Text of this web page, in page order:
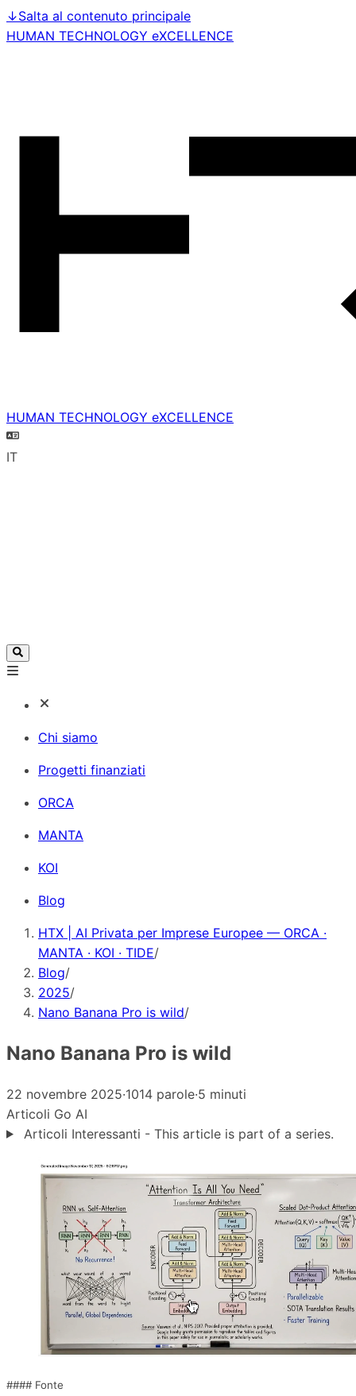
↓Salta al contenuto principale
HUMAN TECHNOLOGY eXCELLENCE
HUMAN TECHNOLOGY eXCELLENCE
IT
Chi siamo
Progetti finanziati
ORCA
MANTA
KOI
Blog
HTX | AI Privata per Imprese Europee — ORCA ·
MANTA · KOI · TIDE/
Blog/
2025/
Nano Banana Pro is wild/
Nano Banana Pro is wild
22 novembre 2025·1014 parole·5 minuti
Articoli Go AI
Articoli Interessanti - This article is part of a series.
#### Fonte